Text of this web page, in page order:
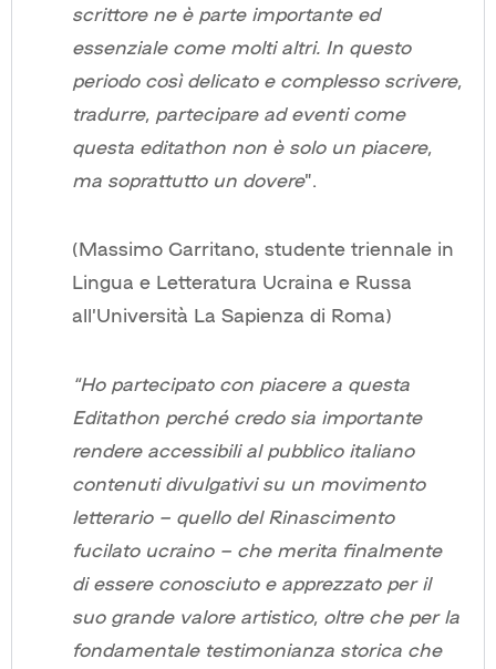
scrittore ne è parte importante ed
essenziale come molti altri. In questo
periodo così delicato e complesso scrivere,
tradurre, partecipare ad eventi come
questa editathon non è solo un piacere,
ma soprattutto un dovere”.
(Massimo Garritano, studente triennale in
Lingua e Letteratura Ucraina e Russa
all’Università La Sapienza di Roma)
“Ho partecipato con piacere a questa
Editathon perché credo sia importante
rendere accessibili al pubblico italiano
contenuti divulgativi su un movimento
letterario – quello del Rinascimento
fucilato ucraino – che merita finalmente
di essere conosciuto e apprezzato per il
suo grande valore artistico, oltre che per la
fondamentale testimonianza storica che